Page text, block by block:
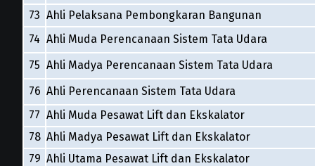
73 Ahli Pelaksana Pembongkaran Bangunan
74 Ahli Muda Perencanaan Sistem Tata Udara
75 Ahli Madya Perencanaan Sistem Tata Udara
76 Ahli Perencanaan Sistem Tata Udara
77 Ahli Muda Pesawat Lift dan Ekskalator
78 Ahli Madya Pesawat Lift dan Ekskalator
79 Ahli Utama Pesawat Lift dan Ekskalator